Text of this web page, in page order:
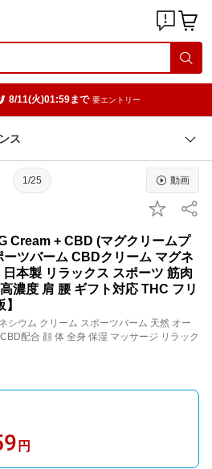
8/11(火)01:59まで 要エントリー
ス
1/25 動画
Cream + CBD (マグクリームプ
ツバーム CBDクリーム マグネ
本製 リラックス スポーツ 筋肉
濃度 肩 腰 ギフト対応 THC フリ
シウム クリーム スポーツバーム 天然 オー
配合 顔 体 全身 保湿 マッサージ リラック
円